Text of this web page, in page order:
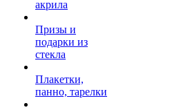
акрила
Призы и
подарки из
стекла
Плакетки,
панно, тарелки